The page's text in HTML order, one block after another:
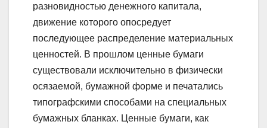
разновидностью денежного капитала,
движение которого опосредует
последующее распределение материальных
ценностей. В прошлом ценные бумаги
существовали исключительно в физически
осязаемой, бумажной форме и печатались
типографскими способами на специальных
бумажных бланках. Ценные бумаги, как